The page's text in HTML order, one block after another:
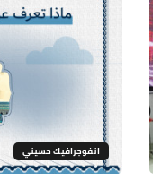
انفوجرافيك حسيني